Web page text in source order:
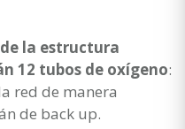
la estructura
12 tubos de oxígeno:
red de manera
de back up.